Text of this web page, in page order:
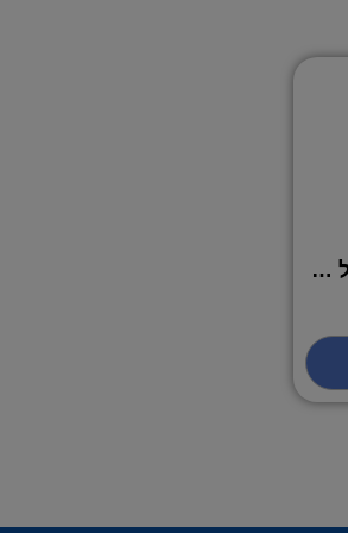
תחפושת מטוסי על כחול ג'רום – שושי זוהר